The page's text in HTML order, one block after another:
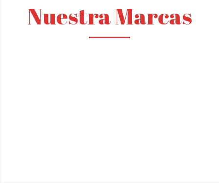
Nuestra Marcas